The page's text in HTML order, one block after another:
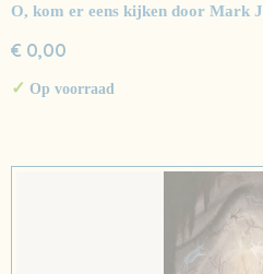
O, kom er eens kijken door Mark
€ 0,00
✓ Op voorraad